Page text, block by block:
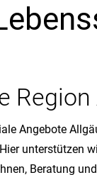
Angebote
unterstützen
Beratung